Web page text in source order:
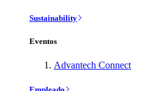
Sustainability
Eventos
Advantech Connect